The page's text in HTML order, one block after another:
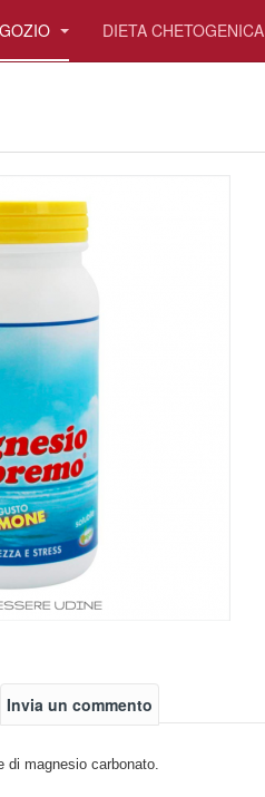
DIETA CHETOGENICA
Invia un commento
di magnesio carbonato.